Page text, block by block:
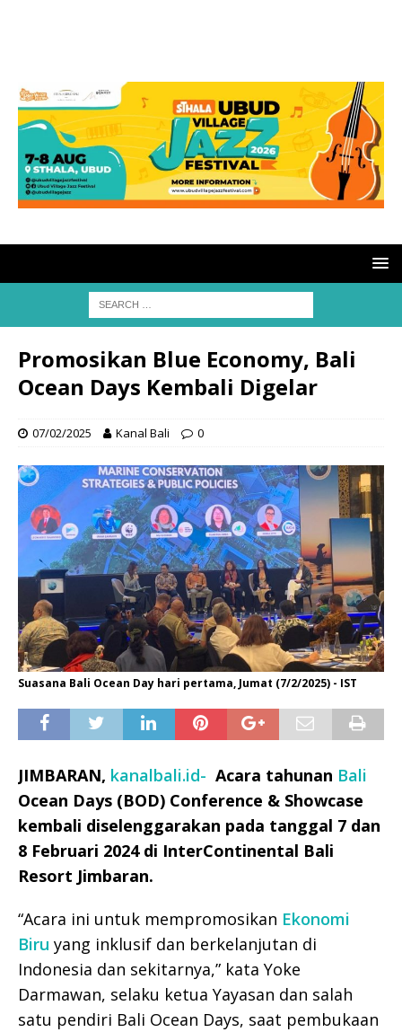
Promosikan Blue Economy, Bali
Ocean Days Kembali Digelar
07/02/2025 Kanal Bali 0
Suasana Bali Ocean Day hari pertama, Jumat (7/2/2025) - IST
JIMBARAN, kanalbali.id- Acara tahunan Bali
Ocean Days (BOD) Conference & Showcase
kembali diselenggarakan pada tanggal 7 dan
8 Februari 2024 di InterContinental Bali
Resort Jimbaran.
“Acara ini untuk mempromosikan Ekonomi
Biru yang inklusif dan berkelanjutan di
Indonesia dan sekitarnya,” kata Yoke
Darmawan, selaku ketua Yayasan dan salah
satu pendiri Bali Ocean Days, saat pembukaan